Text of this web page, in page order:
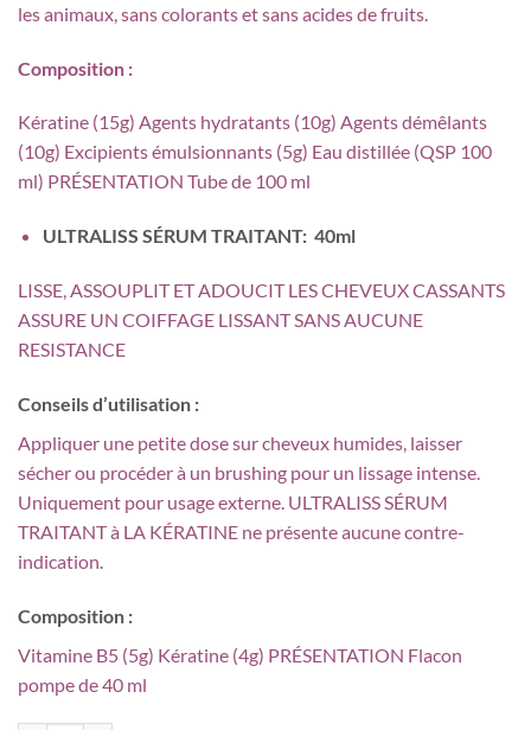
les animaux, sans colorants et sans acides de fruits.
Composition :
Kératine (15g) Agents hydratants (10g) Agents démêlants
(10g) Excipients émulsionnants (5g) Eau distillée (QSP 100
ml) PRÉSENTATION Tube de 100 ml
ULTRALISS SÉRUM TRAITANT: 40ml
LISSE, ASSOUPLIT ET ADOUCIT LES CHEVEUX CASSANTS
ASSURE UN COIFFAGE LISSANT SANS AUCUNE
RESISTANCE
Conseils d’utilisation :
Appliquer une petite dose sur cheveux humides, laisser
sécher ou procéder à un brushing pour un lissage intense.
Uniquement pour usage externe. ULTRALISS SÉRUM
TRAITANT à LA KÉRATINE ne présente aucune contre-
indication.
Composition :
Vitamine B5 (5g) Kératine (4g) PRÉSENTATION Flacon
pompe de 40 ml